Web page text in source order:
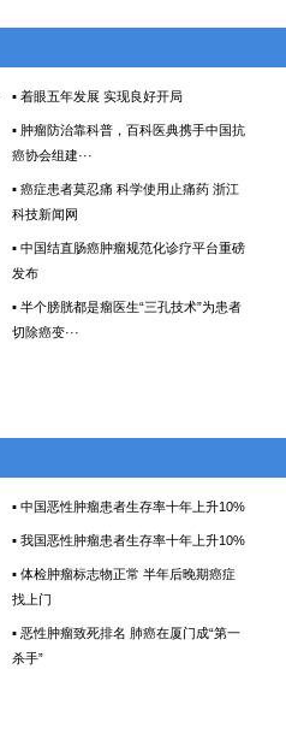
▪ 着眼五年发展 实现良好开局
▪ 肿瘤防治靠科普，百科医典携手中国抗
癌协会组建···
▪ 癌症患者莫忍痛 科学使用止痛药 浙江
科技新闻网
▪ 中国结直肠癌肿瘤规范化诊疗平台重磅
发布
▪ 半个膀胱都是瘤医生“三孔技术”为患者
切除癌变···
▪ 中国恶性肿瘤患者生存率十年上升10%
▪ 我国恶性肿瘤患者生存率十年上升10%
▪ 体检肿瘤标志物正常 半年后晚期癌症
找上门
▪ 恶性肿瘤致死排名 肺癌在厦门成“第一
杀手”